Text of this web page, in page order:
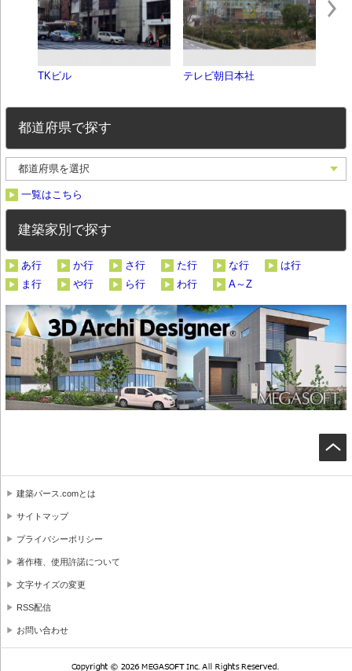
TKビル テレビ朝日本社
都道府県で探す
一覧はこちら
建築家別で探す
あ行 か行 さ行 た行 な行
は行
ま行
や行 ら行 わ行 A～Z
建築パース.comとは
サイトマップ
プライバシーポリシー
著作権、使用許諾について
文字サイズの変更
RSS配信
お問い合わせ